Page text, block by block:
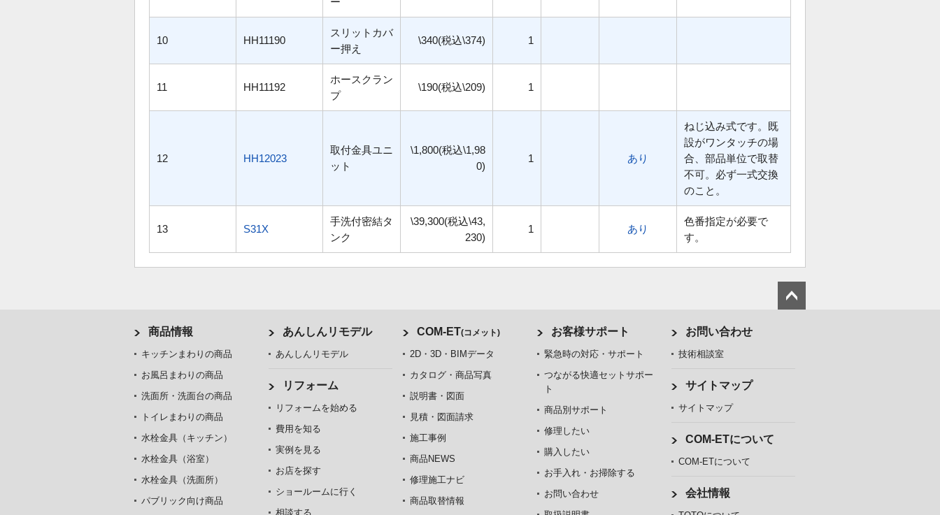
10 HH11190
スリットカバ
ー押え
\340(税込\374) 1
11 HH11192
ホースクラン
プ
\190(税込\209) 1
12 HH12023
取付金具ユニ
ット
\1,800(税込\1,98
0)
1 あり
ねじ込み式です。既
設がワンタッチの場
合、部品単位で取替
不可。必ず一式交換
のこと。
13 S31X
手洗付密結タ
ンク
\39,300(税込\43,
230)
1 あり
色番指定が必要で
す。
商品情報
キッチンまわりの商品
お風呂まわりの商品
洗面所・洗面台の商品
トイレまわりの商品
水栓金具（キッチン）
水栓金具（浴室）
水栓金具（洗面所）
パブリック向け商品
あんしんリモデル
あんしんリモデル
リフォーム
リフォームを始める
費用を知る
実例を見る
お店を探す
ショールームに行く
相談する
COM-ET(コメット)
2D・3D・BIMデータ
カタログ・商品写真
説明書・図面
見積・図面請求
施工事例
商品NEWS
修理施工ナビ
商品取替情報
お客様サポート
緊急時の対応・サポート
つながる快適セットサポー
ト
商品別サポート
修理したい
購入したい
お手入れ・お掃除する
お問い合わせ
お問い合わせ
技術相談室
サイトマップ
サイトマップ
COM-ETについて
COM-ETについて
会社情報